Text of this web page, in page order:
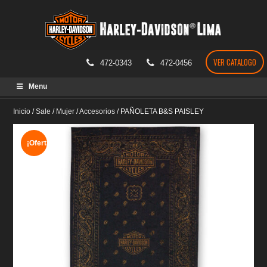
472-0343 472-0456 VER CATALOGO
Menu
Inicio /Sale / Mujer /Accesorios / PAÑOLETA B&S PAISLEY
¡Oferta!